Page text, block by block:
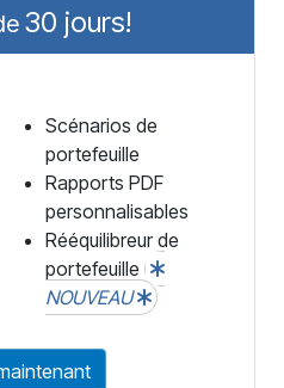
30 jours!
Scénarios de
portefeuille
Rapports PDF
personnalisables
Rééquilibreur de
portefeuille
NOUVEAU